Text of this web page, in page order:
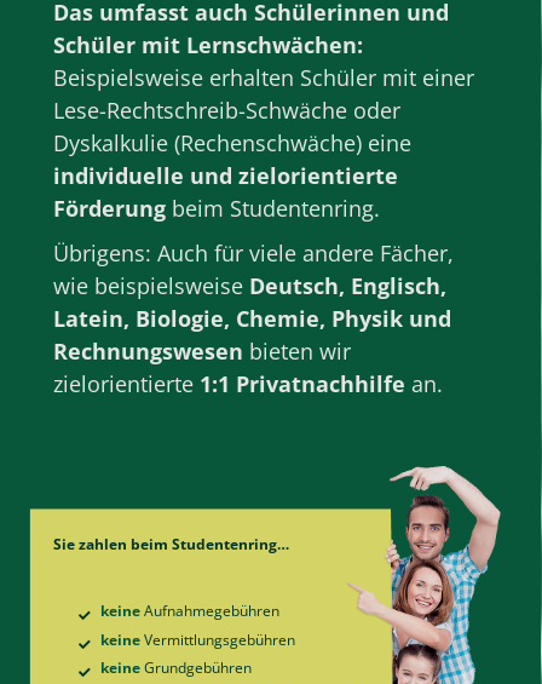
Das umfasst auch Schülerinnen und
Schüler mit Lernschwächen:
Beispielsweise erhalten Schüler mit einer
Lese-Rechtschreib-Schwäche oder
Dyskalkulie (Rechenschwäche) eine
individuelle und zielorientierte
Förderung beim Studentenring.
Übrigens: Auch für viele andere Fächer,
wie beispielsweise Deutsch, Englisch,
Latein, Biologie, Chemie, Physik und
Rechnungswesen bieten wir
zielorientierte 1:1 Privatnachhilfe an.
Sie zahlen beim Studentenring…
keineAufnahme­gebühren
keineVermittlungs­gebühren
keineGrund­gebühren